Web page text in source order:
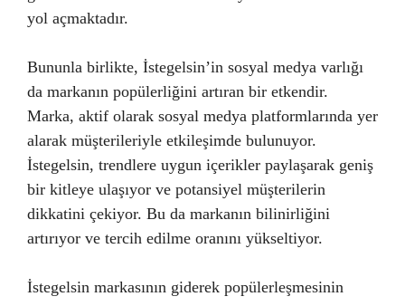
yol açmaktadır.
Bununla birlikte, İstegelsin’in sosyal medya varlığı
da markanın popülerliğini artıran bir etkendir.
Marka, aktif olarak sosyal medya platformlarında yer
alarak müşterileriyle etkileşimde bulunuyor.
İstegelsin, trendlere uygun içerikler paylaşarak geniş
bir kitleye ulaşıyor ve potansiyel müşterilerin
dikkatini çekiyor. Bu da markanın bilinirliğini
artırıyor ve tercih edilme oranını yükseltiyor.
İstegelsin markasının giderek popülerleşmesinin